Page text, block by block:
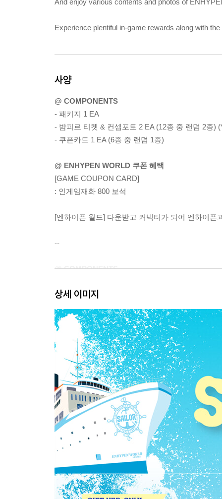
And enjoy various contents and photos of
Experience plentiful in-game rewards along with
사양
@ COMPONENTS
- 패키지 1 EA
- 밤피르 티켓 & 컨셉포토 2 EA (12종 중 랜덤 2종)
- 쿠폰카드 1 EA (6종 중 랜덤 1종)
@ ENHYPEN WORLD 쿠폰 혜택
[GAME COUPON CARD]
: 인게임재화 800 보석
[엔하이픈 월드] 다운받고 커넥터가 되어 엔하이픈
--
@ COMPONENTS
- Vampir ticket & Concept photo 2 EA (2 out of 12
- Game coupon card 1 EA (1 out of 6 random)
@ Coupon Benefits
[GAME COUPON CARD]
: In-game currency 800 GEMS
Download ENHYPEN WORLD and become a
상세 이미지